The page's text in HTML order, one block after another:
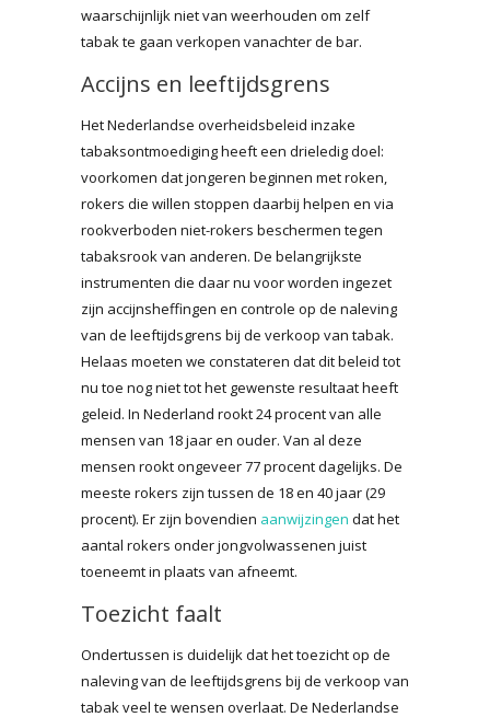
waarschijnlijk niet van weerhouden om zelf
tabak te gaan verkopen vanachter de bar.
Accijns en leeftijdsgrens
Het Nederlandse overheidsbeleid inzake
tabaksontmoediging heeft een drieledig doel:
voorkomen dat jongeren beginnen met roken,
rokers die willen stoppen daarbij helpen en via
rookverboden niet-rokers beschermen tegen
tabaksrook van anderen. De belangrijkste
instrumenten die daar nu voor worden ingezet
zijn accijnsheffingen en controle op de naleving
van de leeftijdsgrens bij de verkoop van tabak.
Helaas moeten we constateren dat dit beleid tot
nu toe nog niet tot het gewenste resultaat heeft
geleid. In Nederland rookt 24 procent van alle
mensen van 18 jaar en ouder. Van al deze
mensen rookt ongeveer 77 procent dagelijks. De
meeste rokers zijn tussen de 18 en 40 jaar (29
procent). Er zijn bovendien aanwijzingen dat het
aantal rokers onder jongvolwassenen juist
toeneemt in plaats van afneemt.
Toezicht faalt
Ondertussen is duidelijk dat het toezicht op de
naleving van de leeftijdsgrens bij de verkoop van
tabak veel te wensen overlaat. De Nederlandse